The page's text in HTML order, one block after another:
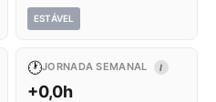
ESTÁVEL
🕐JORNADA SEMANAL I
+0,0h